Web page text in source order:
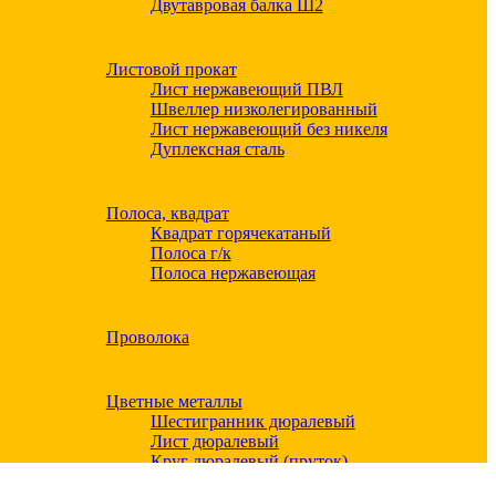
Двутавровая балка Ш2
Листовой прокат
Лист нержавеющий ПВЛ
Швеллер низколегированный
Лист нержавеющий без никеля
Дуплексная сталь
Полоса, квадрат
Квадрат горячекатаный
Полоса г/к
Полоса нержавеющая
Проволока
Цветные металлы
Шестигранник дюралевый
Лист дюралевый
Круг дюралевый (пруток)